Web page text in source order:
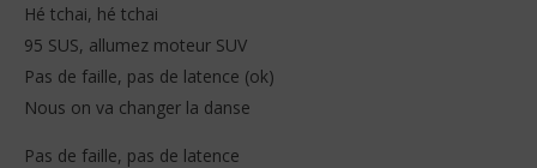
Hé tchai, hé tchai
95 SUS, allumez moteur SUV
Pas de faille, pas de latence (ok)
Nous on va changer la danse
Pas de faille, pas de latence